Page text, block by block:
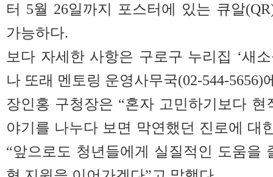
터 5월 26일까지 포스터에 있는 큐알
가능하다.
보다 자세한 사항은 구로구 누리집 ‘새
나 또래 멘토링 운영사무국(02-544-5656)
장인홍 구청장은 “혼자 고민하기보다
야기를 나누다 보면 막연했던 진로에 대
“앞으로도 청년들에게 실질적인 도움을